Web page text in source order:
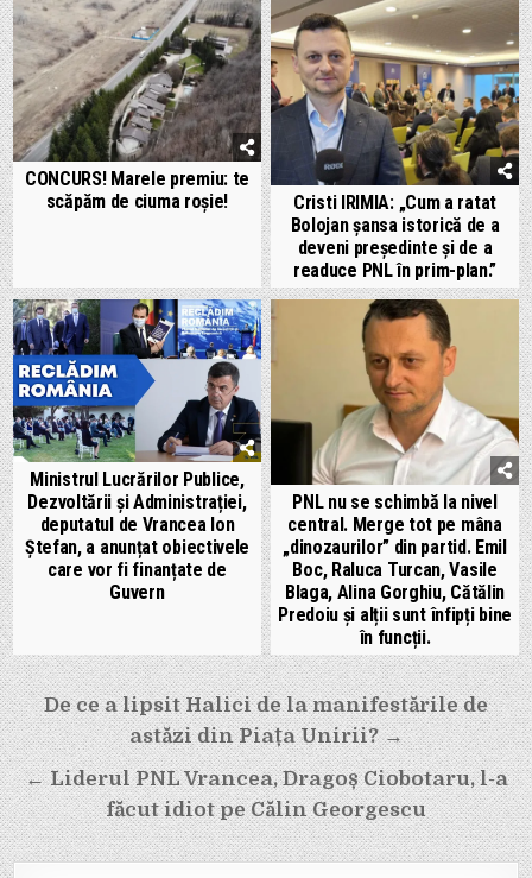
CONCURS! Marele premiu: te
scăpăm de ciuma roșie!
Cristi IRIMIA: „Cum a ratat
Bolojan șansa istorică de a
deveni președinte și de a
readuce PNL în prim-plan.”
Ministrul Lucrărilor Publice,
Dezvoltării și Administrației,
deputatul de Vrancea Ion
Ștefan, a anunțat obiectivele
care vor fi finanțate de
Guvern
PNL nu se schimbă la nivel
central. Merge tot pe mâna
„dinozaurilor” din partid. Emil
Boc, Raluca Turcan, Vasile
Blaga, Alina Gorghiu, Cătălin
Predoiu și alții sunt înfipți bine
în funcții.
Navigare
în
articole
De ce a lipsit Halici de la manifestările de
astăzi din Piața Unirii? →
← Liderul PNL Vrancea, Dragoș Ciobotaru, l-a
făcut idiot pe Călin Georgescu